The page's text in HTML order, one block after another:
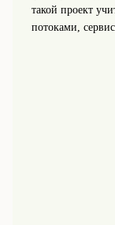
такой проект
потоками,